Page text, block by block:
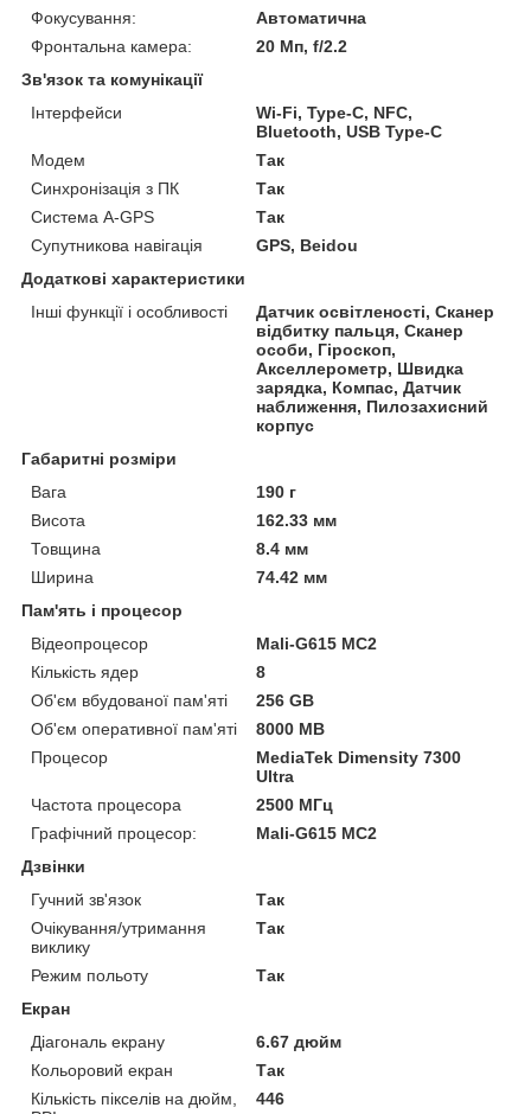
Фокусування:
Автоматична
Фронтальна камера:
20 Мп, f/2.2
Зв'язок та комунікації
Інтерфейси
Wi-Fi, Type-C, NFC,
Bluetooth, USB Type-C
Модем
Так
Синхронізація з ПК
Так
Система A-GPS
Так
Супутникова навігація
GPS, Beidou
Додаткові характеристики
Інші функції і особливості
Датчик освітленості, Сканер
відбитку пальця, Сканер
особи, Гіроскоп,
Акселлерометр, Швидка
зарядка, Компас, Датчик
наближення, Пилозахисний
корпус
Габаритні розміри
Вага
190 г
Висота
162.33 мм
Товщина
8.4 мм
Ширина
74.42 мм
Пам'ять і процесор
Відеопроцесор
Mali-G615 MC2
Кількість ядер
8
Об'єм вбудованої пам'яті
256 GB
Об'єм оперативної пам'яті
8000 MB
Процесор
MediaTek Dimensity 7300
Ultra
Частота процесора
2500 МГц
Графічний процесор:
Mali-G615 MC2
Дзвінки
Гучний зв'язок
Так
Очікування/утримання
виклику
Так
Режим польоту
Так
Екран
Діагональ екрану
6.67 дюйм
Кольоровий екран
Так
Кількість пікселів на дюйм,
446